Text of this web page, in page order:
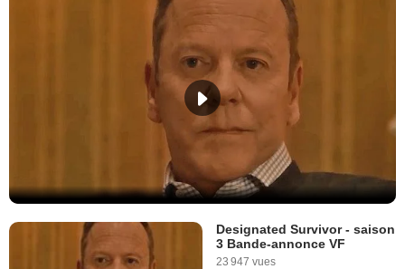
Designated Survivor - saison
3 Bande-annonce VF
23 947 vues